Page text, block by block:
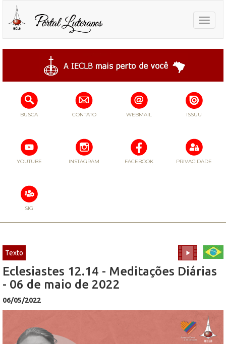
Toggle
BUSCA CONTATO WEBMAIL ISSUU
YOUTUBE INSTAGRAM FACEBOOK PRIVACIDADE
SIG
Texto
Eclesiastes 12.14 - Meditações Diárias
- 06 de maio de 2022
06/05/2022